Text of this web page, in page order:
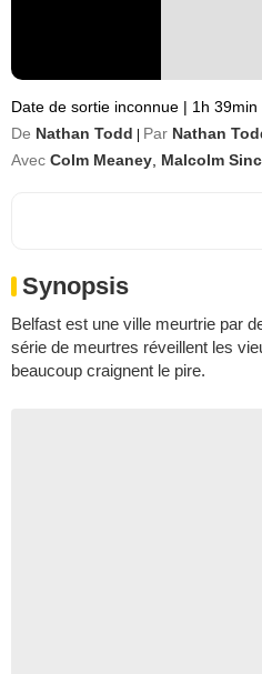
Date de sortie inconnue | 1h 39min
De Nathan Todd Par Nathan
Avec Colm Meaney Malcolm
Synopsis
Belfast est une ville meurtrie par
série de meurtres réveillent les
beaucoup craignent le pire.